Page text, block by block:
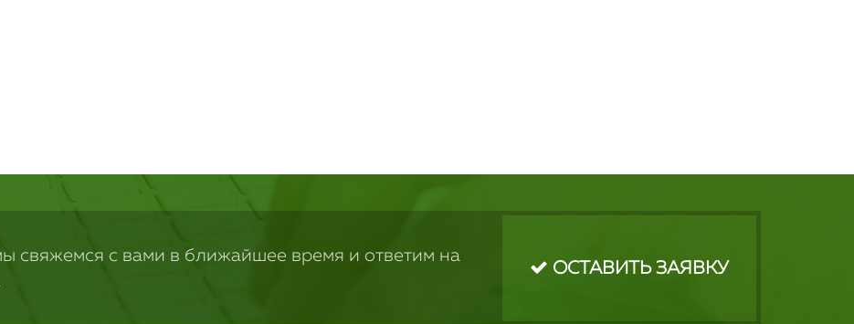
свяжемся с вами в ближайшее время и ответим на
ОСТАВИТЬ ЗАЯВКУ